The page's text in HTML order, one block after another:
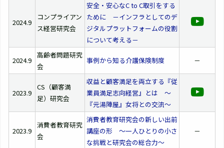
2024.9
コンプライアン
ス経営研究会
安全・安心なC to C取引をする
ために －インフラとしてのデ
ジタルプラットフォームの役割
について考える－
2024.9
高齢者問題研究
会
事例から知る介護保険制度 －
2023.9
CS（顧客満
足）研究会
収益と顧客満足を両立する『従
業員満足志向経営』とは ～
『元湯陣屋』女将との交流～
2023.9
消費者教育研究
会
消費者教育研究会の新しい出前
講座の形 ～一人ひとりの小さ
な挑戦と研究会の総合力～
－